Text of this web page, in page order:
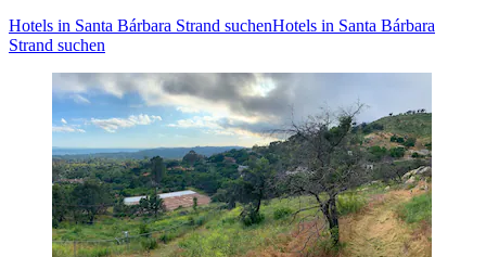
Hotels in Santa Bárbara Strand suchenHotels in Santa Bárbara
Strand suchen